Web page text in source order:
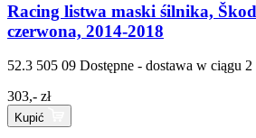
Racing listwa maski śilnika,
czerwona, 2014-2018
52.3 505 09 Dostępne - dostawa w ciągu 2
303,- zł
Kupić